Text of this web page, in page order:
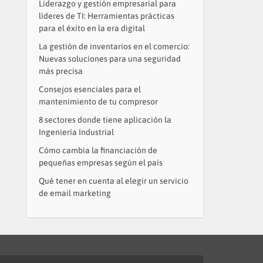
Liderazgo y gestión empresarial para
líderes de TI: Herramientas prácticas
para el éxito en la era digital
La gestión de inventarios en el comercio:
Nuevas soluciones para una seguridad
más precisa
Consejos esenciales para el
mantenimiento de tu compresor
8 sectores donde tiene aplicación la
Ingeniería Industrial
Cómo cambia la financiación de
pequeñas empresas según el país
Qué tener en cuenta al elegir un servicio
de email marketing